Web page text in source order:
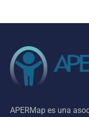
APERMap es una